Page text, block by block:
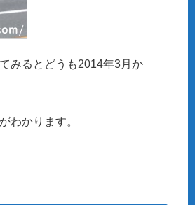
みるとどうも2014年3月か
わかります。